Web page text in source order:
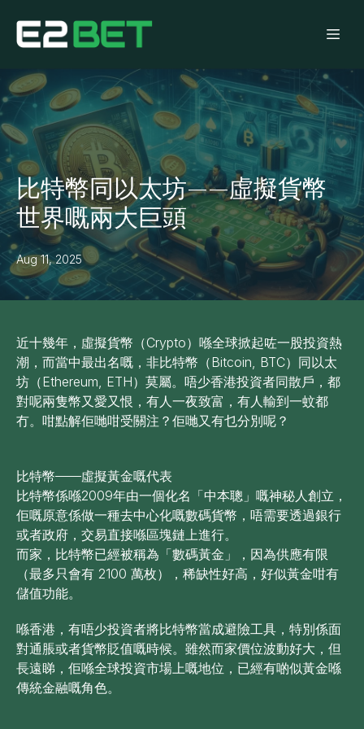
比特幣同以太坊——虛擬貨幣
世界嘅兩大巨頭
Aug 11, 2025
近十幾年，虛擬貨幣（Crypto）喺全球掀起咗一股投資熱
潮，而當中最出名嘅，非比特幣（Bitcoin, BTC）同以太
坊（Ethereum, ETH）莫屬。唔少香港投資者同散戶，都
對呢兩隻幣又愛又恨，有人一夜致富，有人輸到一蚊都
冇。咁點解佢哋咁受關注？佢哋又有乜分別呢？
比特幣——虛擬黃金嘅代表
比特幣係喺2009年由一個化名「中本聰」嘅神秘人創立，
佢嘅原意係做一種去中心化嘅數碼貨幣，唔需要透過銀行
或者政府，交易直接喺區塊鏈上進行。
而家，比特幣已經被稱為「數碼黃金」，因為供應有限
（最多只會有 2100 萬枚），稀缺性好高，好似黃金咁有
儲值功能。
喺香港，有唔少投資者將比特幣當成避險工具，特別係面
對通脹或者貨幣貶值嘅時候。雖然而家價位波動好大，但
長遠睇，佢喺全球投資市場上嘅地位，已經有啲似黃金喺
傳統金融嘅角色。